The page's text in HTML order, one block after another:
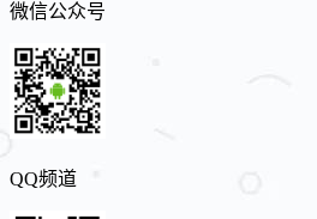
微信公众号
QQ频道